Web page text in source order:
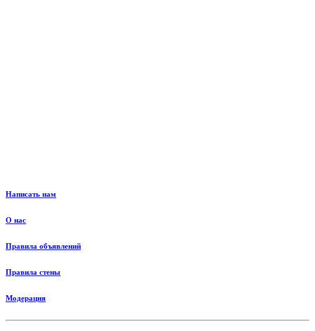
Написать нам
О нас
Правила объявлений
Правила стены
Модерация